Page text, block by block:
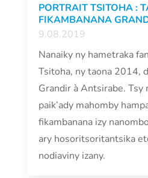
PORTRAIT TSITOHA :
FIKAMBANANA
9.08.2019
Nanaiky ny hametraka
Tsitoha, ny taona 2014,
Grandir à Antsirabe. Tsy
paik’ady mahomby
fikambanana izy
ary hosoritsoritantsika
nodiaviny izany.